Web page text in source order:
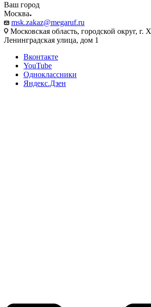
Ваш город
Москва
msk.zakaz@megaruf.ru
Московская область, городской округ, г.
Ленинградская улица, дом 1
Вконтакте
YouTube
Одноклассники
Яндекс.Дзен